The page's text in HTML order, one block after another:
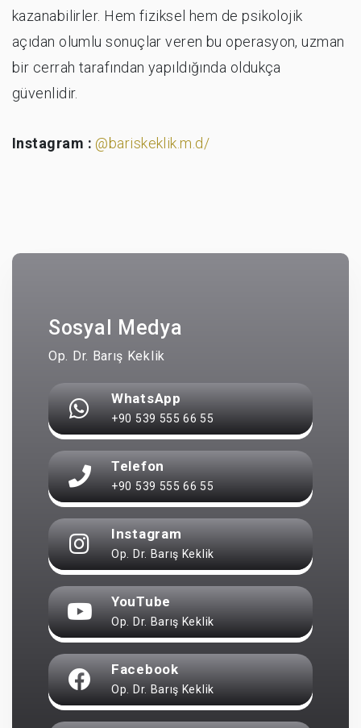
kazanabilirler. Hem fiziksel hem de psikolojik
açıdan olumlu sonuçlar veren bu operasyon, uzman
bir cerrah tarafından yapıldığında oldukça
güvenlidir.
Instagram : @bariskeklik.m.d/
Sosyal Medya
Op. Dr. Barış Keklik
WhatsApp
+90 539 555 66 55
Telefon
+90 539 555 66 55
Instagram
Op. Dr. Barış Keklik
YouTube
Op. Dr. Barış Keklik
Facebook
Op. Dr. Barış Keklik